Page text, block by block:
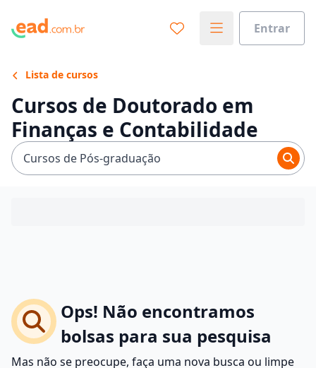
Entrar
Lista de cursos
Cursos de Doutorado em
Finanças e Contabilidade
Cursos de Pós-graduação
Ops! Não encontramos
bolsas para sua pesquisa
Mas não se preocupe, faça uma nova busca ou limpe